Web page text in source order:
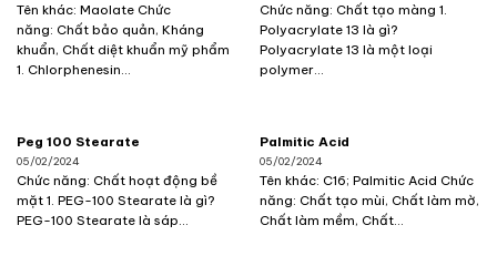
Tên khác: Maolate Chức
năng: Chất bảo quản, Kháng
khuẩn, Chất diệt khuẩn mỹ phẩm
1. Chlorphenesin...
Chức năng: Chất tạo màng 1.
Polyacrylate 13 là gì?
Polyacrylate 13 là một loại
polymer...
Peg 100 Stearate
05/02/2024
Chức năng: Chất hoạt động bề
mặt 1. PEG-100 Stearate là gì?
PEG-100 Stearate là sáp...
Palmitic Acid
05/02/2024
Tên khác: C16; Palmitic Acid Chức
năng: Chất tạo mùi, Chất làm mờ,
Chất làm mềm, Chất...